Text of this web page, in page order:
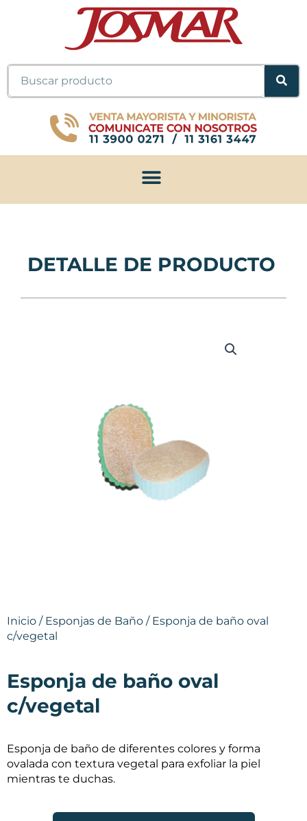
Buscar
DETALLE DE PRODUCTO
Inicio / Esponjas de Baño / Esponja de baño oval
c/vegetal
Esponja de baño oval
c/vegetal
Esponja de baño de diferentes colores y forma
ovalada con textura vegetal para exfoliar la piel
mientras te duchas.